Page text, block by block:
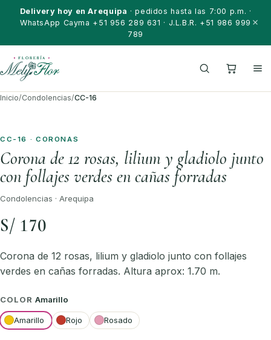
Saltar al contenido
Delivery hoy en Arequipa · pedidos hasta las 7:00 p.m. ·
WhatsApp Cayma +51 956 289 631 · J.L.B.R. +51 986 999
789
Inicio/Condolencias/CC-16
CC-16 · CORONAS
Corona de 12 rosas, lilium y gladiolo junto
con follajes verdes en cañas forradas
Condolencias · Arequipa
S/ 170
Corona de 12 rosas, lilium y gladiolo junto con follajes
verdes en cañas forradas. Altura aprox: 1.70 m.
COLOR Amarillo
Amarillo Rojo Rosado